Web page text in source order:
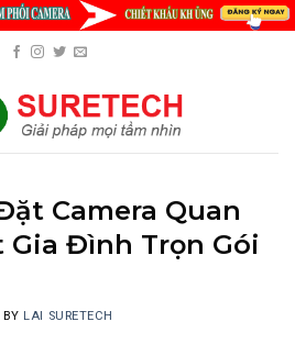
Camera Quan
Gia Đình Trọn Gói
BY LAI SURETECH